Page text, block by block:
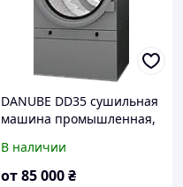
DANUBE DD35 сушильная
машина промышленная,
В наличии
от85 000₴